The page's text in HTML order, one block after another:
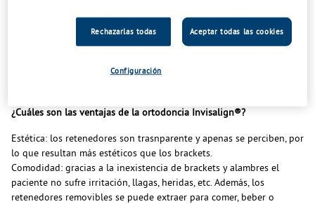
para que los dientes se muevan poco a poco. Cada aligner se lleva
puesto durante aproximadamente 1-2 semanas antes de ser
gradualmente hacia la posición final proyectada. El tiempo de
¿Cuáles son las ventajas de la ortodoncia Invisalign®?
Estética: los retenedores son trasnparente y apenas se perciben, por
lo que resultan más estéticos que los brackets.
Comodidad: gracias a la inexistencia de brackets y alambres el
paciente no sufre irritación, llagas, heridas, etc. Además, los
retenedores removibles se puede extraer para comer, beber o
Rechazarlas todas Aceptar todas las cookies
Configuración